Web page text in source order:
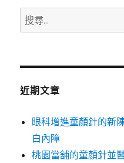
搜
尋
鍵
近期文章
眼科增進童顏針的新
白內障
桃園當舖的童顏針並